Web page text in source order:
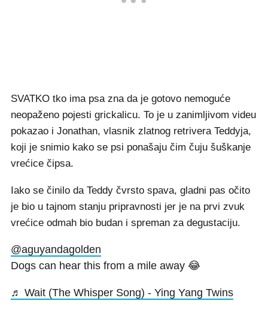
SVATKO tko ima psa zna da je gotovo nemoguće
neopaženo pojesti grickalicu. To je u zanimljivom videu
pokazao i Jonathan, vlasnik zlatnog retrivera Teddyja,
koji je snimio kako se psi ponašaju čim čuju šuškanje
vrećice čipsa.
Iako se činilo da Teddy čvrsto spava, gladni pas očito
je bio u tajnom stanju pripravnosti jer je na prvi zvuk
vrećice odmah bio budan i spreman za degustaciju.
@aguyandagolden
Dogs can hear this from a mile away 😂
♬ Wait (The Whisper Song) - Ying Yang Twins